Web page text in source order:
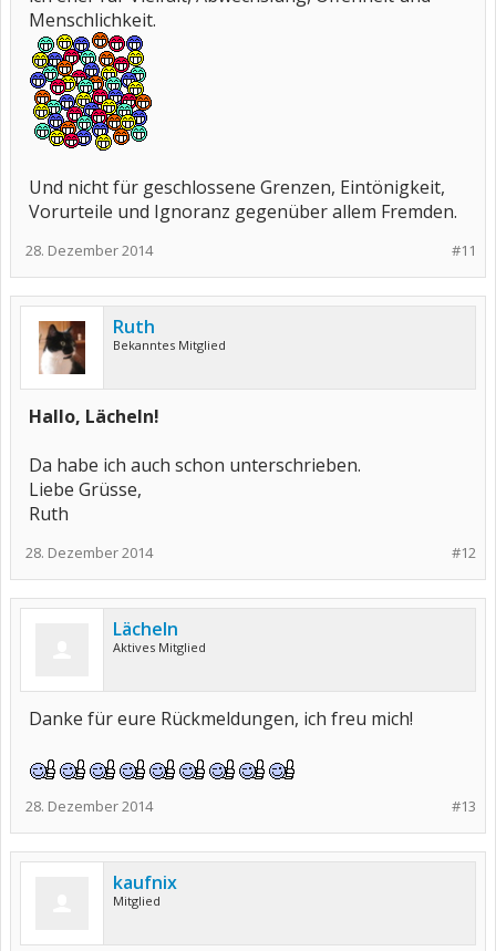
Menschlichkeit.
Und nicht für geschlossene Grenzen, Eintönigkeit,
Vorurteile und Ignoranz gegenüber allem Fremden.
#11
28. Dezember 2014
Ruth
Bekanntes Mitglied
Hallo, Lächeln!
Da habe ich auch schon unterschrieben.
Liebe Grüsse,
Ruth
#12
28. Dezember 2014
Lächeln
Aktives Mitglied
Danke für eure Rückmeldungen, ich freu mich!
#13
28. Dezember 2014
kaufnix
Mitglied